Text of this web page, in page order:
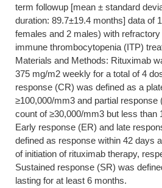
term followup [mean ± standard
duration: 89.7±19.4 months] data of
females and 2 males) with
immune thrombocytopenia (ITP)
Materials and Methods: Rituximab
375 mg/m2 weekly for a total of 4
response (CR) was defined as a
≥100,000/mm3 and partial response
count of ≥30,000/mm3 but less than
Early response (ER) and late
defined as response within 42 days
of initiation of rituximab therapy,
Sustained response (SR) was
lasting for at least 6 months.